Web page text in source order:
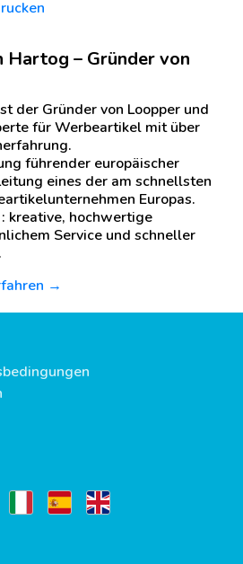
Hartog – Gründer von
der Gründer von Loopper und
für Werbeartikel mit über
führender europäischer
eines der am schnellsten
Europas.
kreative, hochwertige
Service und schneller
→